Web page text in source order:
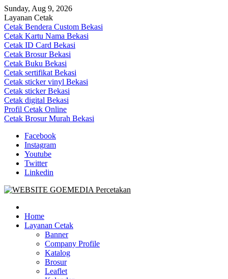
Skip
to
content
Sunday, Aug 9, 2026
Layanan Cetak
Cetak Bendera Custom Bekasi
Cetak Kartu Nama Bekasi
Cetak ID Card Bekasi
Cetak Brosur Bekasi
Cetak Buku Bekasi
Cetak sertifikat Bekasi
Cetak sticker vinyl Bekasi
Cetak sticker Bekasi
Cetak digital Bekasi
Profil Cetak Online
Cetak Brosur Murah Bekasi
Facebook
Instagram
Youtube
Twitter
Linkedin
Goe Media Percetakan | 0822-4439-5599 (Call/WA)
0822-4439-5599 (Call/WA) Percetakan jasa cetak banner buku yasin
invoice kartu nama label map nota spanduk stiker undangan
pernikahan murah online 24 jam
Home
Layanan Cetak
Banner
Company Profile
Katalog
Brosur
Leaflet